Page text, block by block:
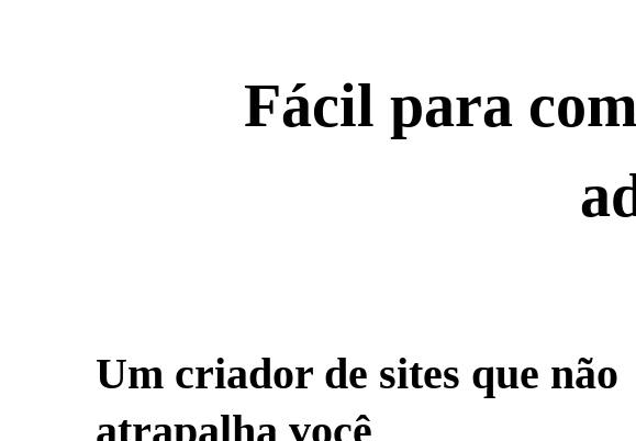
Fácil para
Um criador de sites que não
atrapalha você